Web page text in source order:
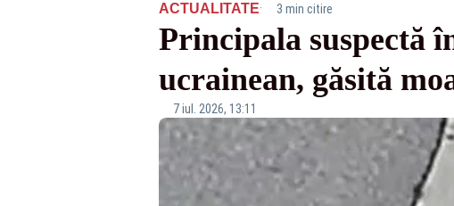
ACTUALITATE· 3 min citire
Principala suspectă
ucrainean, găsită
7 iul. 2026, 13:11